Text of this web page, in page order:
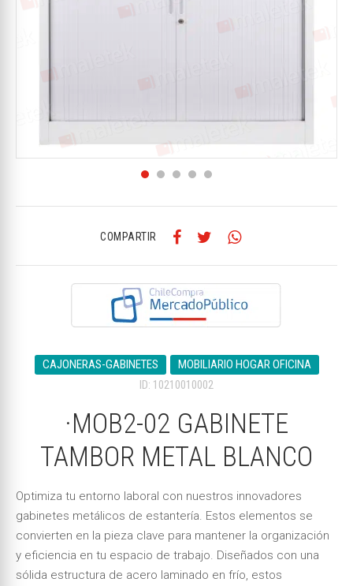
COMPARTIR
CAJONERAS-GABINETES
MOBILIARIO HOGAR OFICINA
ID: 10210010002
·MOB2-02 GABINETE
TAMBOR METAL BLANCO
Optimiza tu entorno laboral con nuestros innovadores
gabinetes metálicos de estantería. Estos elementos se
convierten en la pieza clave para mantener la organización
y eficiencia en tu espacio de trabajo. Diseñados con una
sólida estructura de acero laminado en frío, estos